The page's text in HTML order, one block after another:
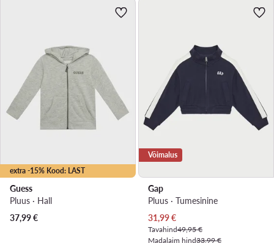
extra -15% Kood: LAST
Guess
Pluus · Hall
37,99€
Võimalus
Gap
Pluus · Tumesinine
Praegune hind
31,99€
Tavahind49,95 €
Madalaim hind33,99 €